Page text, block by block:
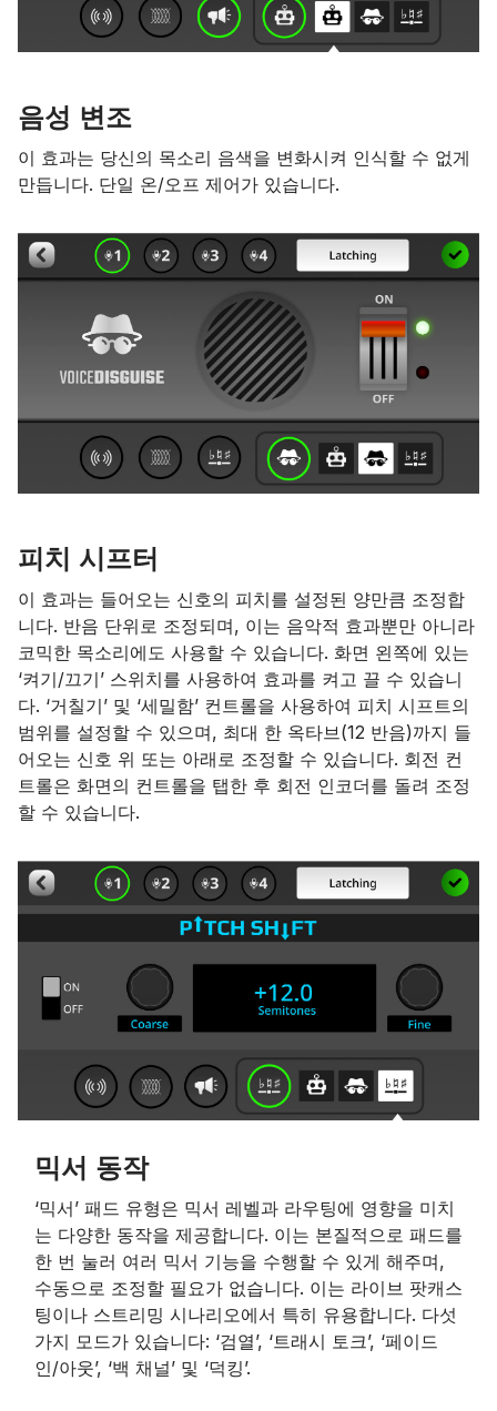
음성 변조
이 효과는 당신의 목소리 음색을 변화시켜 인식할 수 없게
만듭니다. 단일 온/오프 제어가 있습니다.
피치 시프터
이 효과는 들어오는 신호의 피치를 설정된 양만큼 조정합
니다. 반음 단위로 조정되며, 이는 음악적 효과뿐만 아니라
코믹한 목소리에도 사용할 수 있습니다. 화면 왼쪽에 있는
‘켜기/끄기’ 스위치를 사용하여 효과를 켜고 끌 수 있습니
다. ‘거칠기’ 및 ‘세밀함’ 컨트롤을 사용하여 피치 시프트의
범위를 설정할 수 있으며, 최대 한 옥타브(12 반음)까지 들
어오는 신호 위 또는 아래로 조정할 수 있습니다. 회전 컨
트롤은 화면의 컨트롤을 탭한 후 회전 인코더를 돌려 조정
할 수 있습니다.
믹서 동작
‘믹서’ 패드 유형은 믹서 레벨과 라우팅에 영향을 미치
는 다양한 동작을 제공합니다. 이는 본질적으로 패드를
한 번 눌러 여러 믹서 기능을 수행할 수 있게 해주며,
수동으로 조정할 필요가 없습니다. 이는 라이브 팟캐스
팅이나 스트리밍 시나리오에서 특히 유용합니다. 다섯
가지 모드가 있습니다: ‘검열’, ‘트래시 토크’, ‘페이드
인/아웃’, ‘백 채널’ 및 ‘덕킹’.